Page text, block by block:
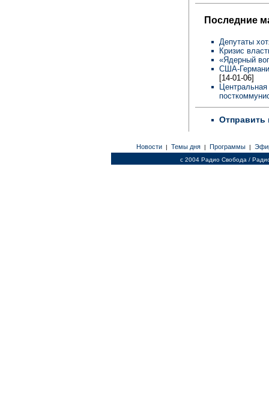
Последние
Депутаты
Кризис
«Ядерный
США-
[14-01-06]
Отправить
Новости | Темы дня | Программы |
c 2004 Радио Свобода /